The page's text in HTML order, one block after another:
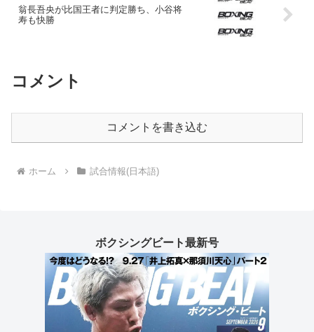
翁長吾央が比国王者に判定勝ち、小谷将
寿も快勝
コメント
コメントを書き込む
ホーム 試合情報(日本語)
ボクシングビート最新号